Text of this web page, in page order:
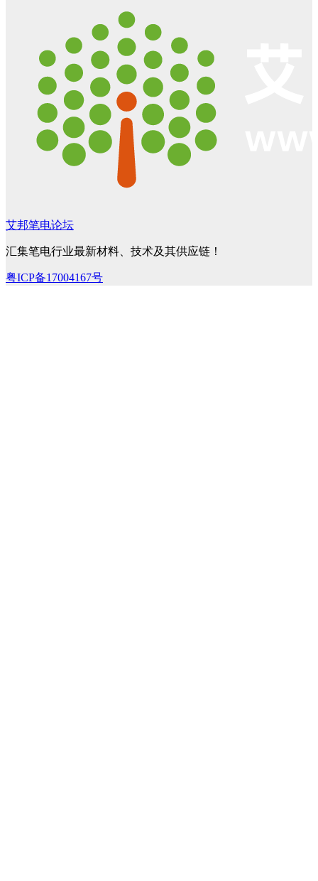
艾邦笔电论坛
汇集笔电行业最新材料、技术及其供应链！
粤ICP备17004167号